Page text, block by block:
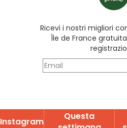
Ricevi i nostri migliori
Île de France
Instagram
Questa